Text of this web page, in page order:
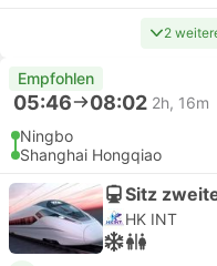
2
Empfohlen
05:46 08:02 2h, 16m
Ningbo
Shanghai Hongqiao
Sitz
HK INT